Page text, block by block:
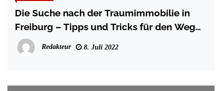
Die Suche nach der Traumimmobilie in
Freiburg – Tipps und Tricks für den Weg
zum Erfolg
Redakteur 8. Juli 2022